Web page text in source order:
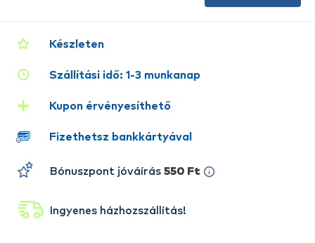
Készleten
Szállítási idő: 1-3 munkanap
Kupon érvényesíthető
Fizethetsz bankkártyával
Bónuszpont jóváírás 550 Ft
Ingyenes házhozszállítás!